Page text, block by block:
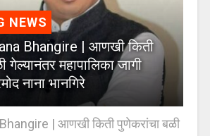
NEWS
Bhangire | आणखी किती
गेल्यानंतर महापालिका जागी
नाना भानगिरे
| आणखी किती पुणेकरांचा बळी